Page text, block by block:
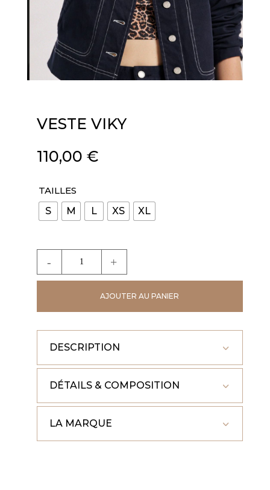
VESTE VIKY
110,00 €
TAILLES
S
M L XS XL
quantité
VESTE
AJOUTER AU PANIER
DESCRIPTION
DÉTAILS & COMPOSITION
LA MARQUE